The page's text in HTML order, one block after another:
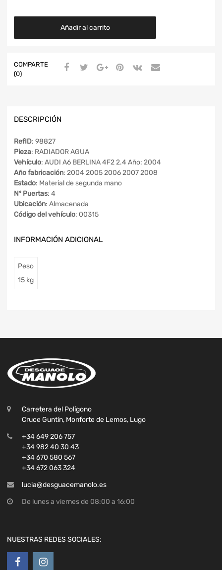
Añadir al carrito
COMPARTE
(0)
DESCRIPCIÓN
RefID: 98827
Pieza: RADIADOR AGUA
Vehículo: AUDI A6 BERLINA 4F2 2.4 Año: 2004
Año fabricación: 2004 2005 2006 2007 2008
Estado: Material de segunda mano
Nº Puertas: 4
Ubicación: Almacenada
Código del vehículo: 00315
INFORMACIÓN ADICIONAL
Peso
15 kg
Carretera del Polígono
Cruce Guntín, Monforte de Lemos, Lugo
+34 649 206 757
+34 982 40 30 43
+34 670 580 567
+34 672 063 324
lucia@desguacemanolo.es
De lunes a viernes de 08:00 a 16:00
NUESTRAS REDES SOCIALES: